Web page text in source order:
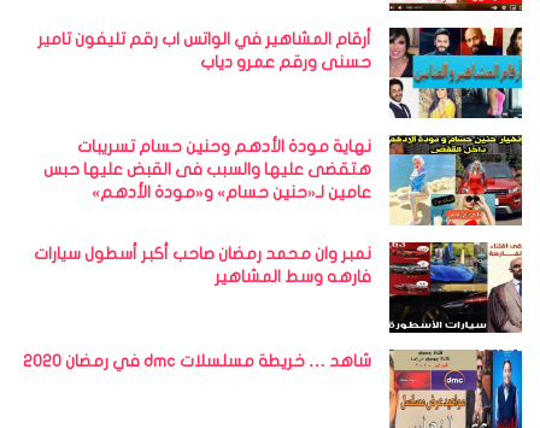
أرقام المشاهير في الواتس اب رقم تليفون تامير
حسنى ورقم عمرو دياب
نهاية مودة الأدهم وحنين حسام تسريبات
هتقضى عليها والسبب فى القبض عليها حبس
عامين لـ«حنين حسام» و«مودة الأدهم»
نمبر وان محمد رمضان صاحب أكبر أسطول سيارات
فارهه وسط المشاهير
شاهد … خريطة مسلسلات dmc في رمضان 2020